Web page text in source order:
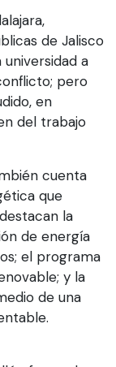
de Jalisco
a
pero
en
del trabajo
cuenta
que
la
de energía
el programa
y la
de una